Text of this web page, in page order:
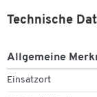
Technische
Allgemeine
Einsatzort